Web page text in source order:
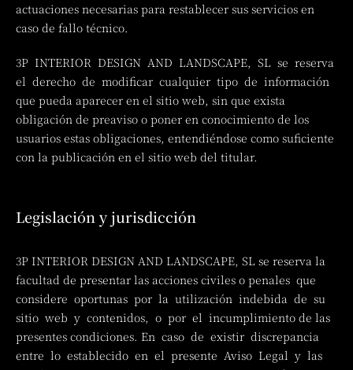
actuaciones necesarias para restablecer sus servicios en
caso de fallo técnico.
3P INTERIOR DESIGN AND LANDSCAPE, SL se reserva
el derecho de modificar cualquier tipo de información
que pueda aparecer en el sitio web, sin que exista
obligación de preaviso o poner en conocimiento de los
usuarios estas obligaciones, entendiéndose como suficiente
con la publicación en el sitio web del titular.
Legislación y jurisdicción
3P INTERIOR DESIGN AND LANDSCAPE, SL se reserva la
facultad de presentar las acciones civiles o penales que
considere oportunas por la utilización indebida de su
sitio web y contenidos, o por el incumplimiento de las
presentes condiciones. En caso de existir discrepancia
entre lo establecido en el presente Aviso Legal y las